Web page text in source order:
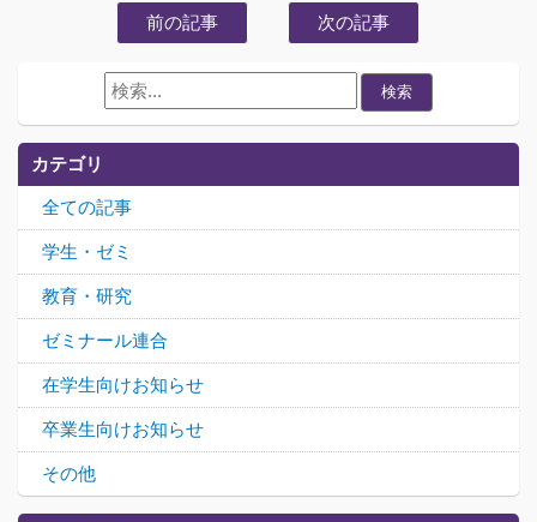
前の記事 次の記事
検索
カテゴリ
全ての記事
学生・ゼミ
教育・研究
ゼミナール連合
在学生向けお知らせ
卒業生向けお知らせ
その他